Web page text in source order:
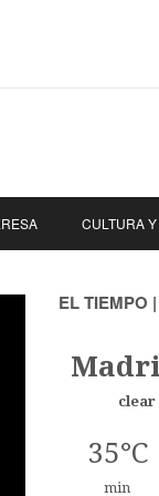
CULTURA
EL TIEMPO
clear
35°C
min